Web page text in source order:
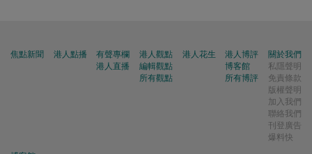
焦點新聞 港人點播
有聲專欄
港人直播
港人觀點
編輯觀點
所有觀點
港人花生
港人博評
博客館
所有博評
關於我們
私隱聲明
免責條款
版權聲明
加入我們
聯絡我們
刊登廣告
爆料快